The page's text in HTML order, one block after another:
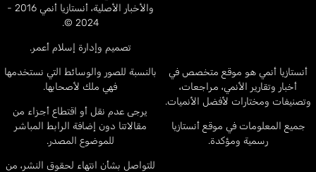
أنستازيا أنمي هو موقع متخصص في
أخبار وتقارير الأنمي، مراجعات،
وتصنيفات ومختارات لأفضل الأنميات.
جميع المعلومات في موقع أنستازيا
رسمية ومؤكدة.
والأخبار الأصلية، أنستازيا أنمي 2016 -
2024 ©.
تصميم وإدارة إسلام أعمر.
بالنسبة للصور والوسائط التي نستخدمها
فهي ملك لأصحابها.
يرجى عدم نقل أو اقتطاع أجزاء من
مقالاتنا دون إضافة الرابط المباشر
للموضوع المصدر.
للتواصل بشأن انتهاء لحقوق النشر، من